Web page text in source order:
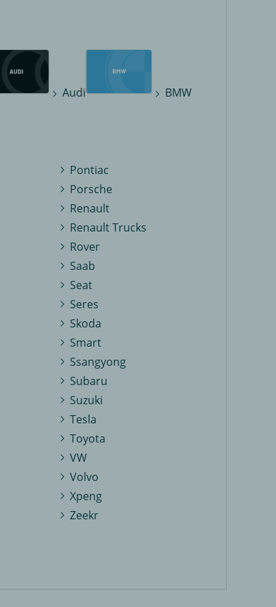
Audi BMW
Pontiac
Porsche
Renault
Renault Trucks
Rover
Saab
Seat
Seres
Skoda
Smart
Ssangyong
Subaru
Suzuki
Tesla
Toyota
VW
Volvo
Xpeng
Zeekr